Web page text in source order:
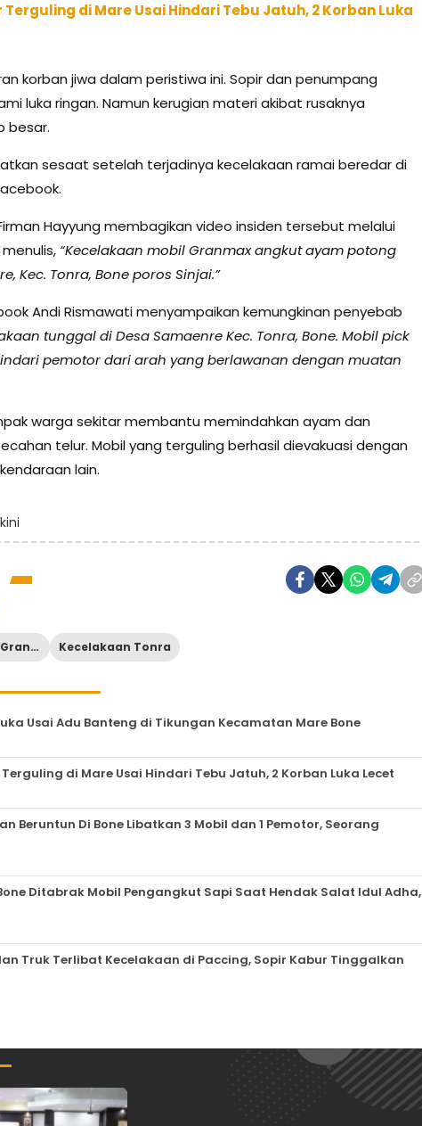
di Mare Usai Hindari Tebu Jatuh, 2 Korban Luka
korban jiwa dalam peristiwa ini. Sopir dan penumpang
luka ringan. Namun kerugian materi akibat rusaknya
besar.
sesaat setelah terjadinya kecelakaan ramai beredar di
Hayyung membagikan video insiden tersebut melalui
“Kecelakaan mobil Granmax angkut ayam potong
Kec. Tonra, Bone poros Sinjai.”
Andi Rismawati menyampaikan kemungkinan penyebab
tunggal di Desa Samaenre Kec. Tonra, Bone. Mobil pick
pemotor dari arah yang berlawanan dengan muatan
warga sekitar membantu memindahkan ayam dan
telur. Mobil yang terguling berhasil dievakuasi dengan
lain.
Kecelakaan Granmax Bone Kecelakaan Tonra
Usai Adu Banteng di Tikungan Kecamatan Mare Bone
di Mare Usai Hindari Tebu Jatuh, 2 Korban Luka Lecet
Beruntun Di Bone Libatkan 3 Mobil dan 1 Pemotor, Seorang
Ditabrak Mobil Pengangkut Sapi Saat Hendak Salat Idul Adha,
Truk Terlibat Kecelakaan di Paccing, Sopir Kabur Tinggalkan